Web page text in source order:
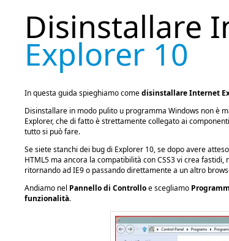
Disinstallare
Explorer 10
In questa guida spieghiamo comedisinstallare Internet
Disinstallare in modo pulito u programma Windows non è
Explorer, che di fatto è strettamente collegato ai
tutto si può fare.
Se siete stanchi dei bug di Explorer 10, se dopo avere
HTML5 ma ancora la compatibilità con CSS3 vi crea
ritornando ad IE9 o passando direttamente a un altro
Andiamo nel Pannello di Controlloe scegliamo
funzionalità.